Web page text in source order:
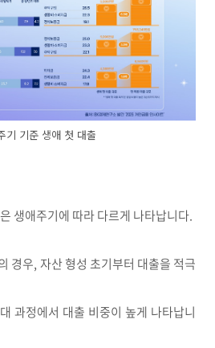
기 기준 생애 첫 대출
생애주기에 따라 다르게 나타납니다.
경우, 자산 형성 초기부터 대출을 적극
과정에서 대출 비중이 높게 나타납니